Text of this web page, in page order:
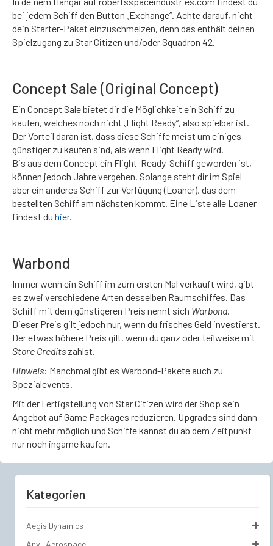
bei jedem Schiff den Button „Exchange“. Achte darauf, nicht
dein Starter-Paket einzuschmelzen, denn das enthält deinen
Spielzugang zu Star Citizen und/oder Squadron 42.
Concept Sale (Original Concept)
Ein Concept Sale bietet dir die Möglichkeit ein Schiff zu
kaufen, welches noch nicht „Flight Ready“, also spielbar ist.
Der Vorteil daran ist, dass diese Schiffe meist um einiges
günstiger zu kaufen sind, als wenn Flight Ready wird.
Bis aus dem Concept ein Flight-Ready-Schiff geworden ist,
können jedoch Jahre vergehen. Solange steht dir im Spiel
aber ein anderes Schiff zur Verfügung (Loaner), das dem
bestellten Schiff am nächsten kommt. Eine Liste alle Loaner
findest du hier.
Warbond
Immer wenn ein Schiff im zum ersten Mal verkauft wird, gibt
es zwei verschiedene Arten desselben Raumschiffes. Das
Schiff mit dem günstigeren Preis nennt sich Warbond.
Dieser Preis gilt jedoch nur, wenn du frisches Geld investierst.
Der etwas höhere Preis gilt, wenn du ganz oder teilweise mit
Store Credits zahlst.
Hinweis: Manchmal gibt es Warbond-Pakete auch zu
Spezialevents.
Mit der Fertigstellung von Star Citizen wird der Shop sein
Angebot auf Game Packages reduzieren. Upgrades sind dann
nicht mehr möglich und Schiffe kannst du ab dem Zeitpunkt
nur noch ingame kaufen.
Kategorien
Aegis Dynamics
Anvil Aerospace